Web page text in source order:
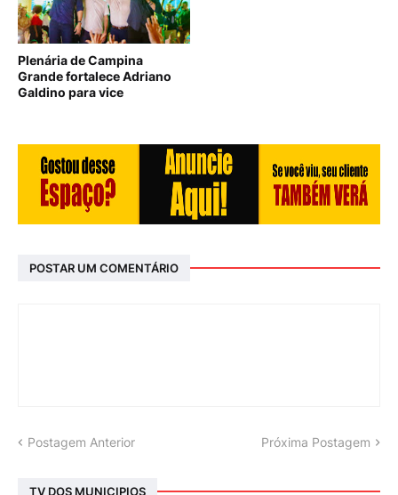
Plenária de Campina
Grande fortalece Adriano
Galdino para vice
POSTAR UM COMENTÁRIO
Postagem Anterior Próxima Postagem
TV DOS MUNICIPIOS